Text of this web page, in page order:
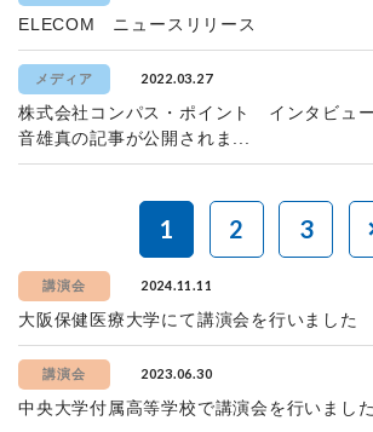
ELECOM ニュースリリース
メディア 2022.03.27
株式会社コンパス・ポイント インタビュ
音雄真の記事が公開されま...
1 2 3
講演会 2024.11.11
大阪保健医療大学にて講演会を行いました
講演会 2023.06.30
中央大学付属高等学校で講演会を行いました